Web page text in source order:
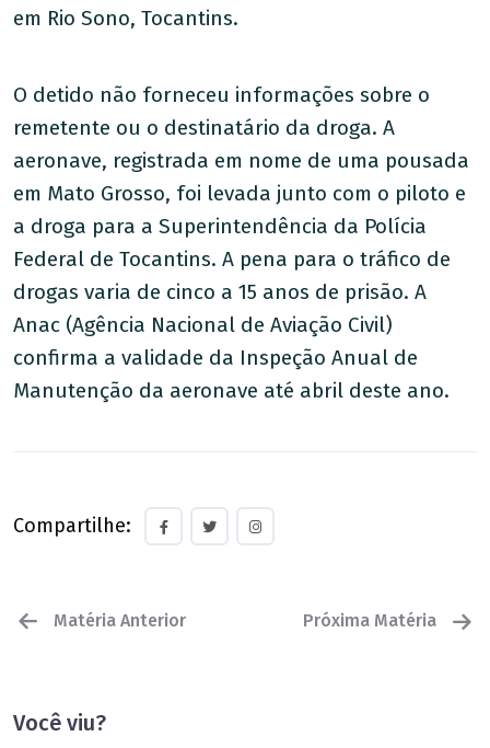
em Rio Sono, Tocantins.
O detido não forneceu informações sobre o
remetente ou o destinatário da droga. A
aeronave, registrada em nome de uma pousada
em Mato Grosso, foi levada junto com o piloto e
a droga para a Superintendência da Polícia
Federal de Tocantins. A pena para o tráfico de
drogas varia de cinco a 15 anos de prisão. A
Anac (Agência Nacional de Aviação Civil)
confirma a validade da Inspeção Anual de
Manutenção da aeronave até abril deste ano.
Compartilhe:
Matéria Anterior Próxima Matéria
Você viu?